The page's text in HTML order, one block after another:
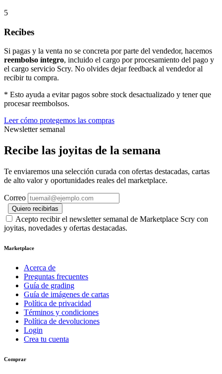
5
Recibes
Si pagas y la venta no se concreta por parte del vendedor, hacemos
reembolso íntegro, incluido el cargo por procesamiento del pago y
el cargo servicio Scry. No olvides dejar feedback al vendedor al
recibir tu compra.
* Esto ayuda a evitar pagos sobre stock desactualizado y tener que
procesar reembolsos.
Leer cómo protegemos las compras
Newsletter semanal
Recibe las joyitas de la semana
Te enviaremos una selección curada con ofertas destacadas, cartas
de alto valor y oportunidades reales del marketplace.
Correo
Quiero recibirlas
Acepto recibir el newsletter semanal de Marketplace Scry con
joyitas, novedades y ofertas destacadas.
Marketplace
Acerca de
Preguntas frecuentes
Guía de grading
Guía de imágenes de cartas
Política de privacidad
Términos y condiciones
Política de devoluciones
Login
Crea tu cuenta
Comprar